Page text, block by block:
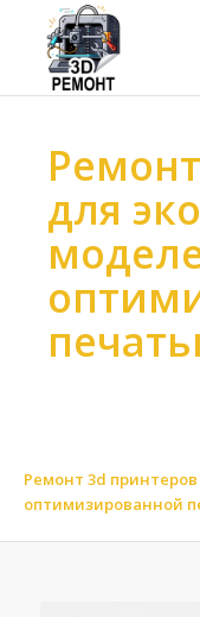
для
Ремонт 3d
оптимизированной